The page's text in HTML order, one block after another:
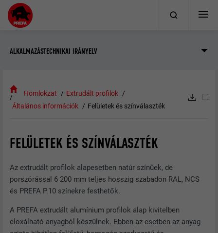
ALKALMAZÁSTECHNIKAI IRÁNYELV
Homlokzat
Extrudált profilok
Általános információk
Felületek és színválaszték
FELÜLETEK ÉS SZÍNVÁLASZTÉK
Az extrudált profilok alapesetben natúr színűek, de
porszórással 6 200 mm teljes hosszig szabadon RAL, NCS
és PREFA P.10 színekre festhetők.
A PREFA extrudált alumínium profilok alap kivitelben
eloxálható anyagból készülnek. Ebben az esetben az anyag